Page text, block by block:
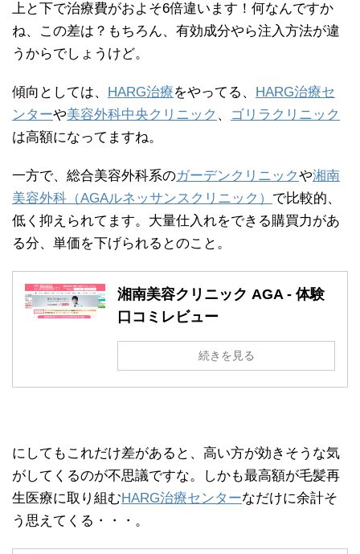
上と下で治療費がおよそ6倍違います！何なんですか
ね、この差は？もちろん、有効成分やら注入方法が違
うからでしょうけど。
傾向としては、 HARG治療をやってる、 HARG治療セ
ンターや美容外科中央クリニック 、
ゴリラクリニック
は高額になってますね。
一方で、総合美容外科系のガーデンクリニックや湘南
美容外科（AGAルネッサンスクリニック） で比較的、
低く抑えられてます。大量仕入れをできる購買力があ
る分、単価を下げられるとのこと。
湘南美容クリニック AGA - 体験
口コミレビュー
続きを見る
にしてもこれだけ差があると、高い方が効きそうな気
がしてくるのが不思議ですな。しかも最高額が毛髪再
生医療に取り組むHARG治療センターなだけに余計そ
う思えてくる・・・。